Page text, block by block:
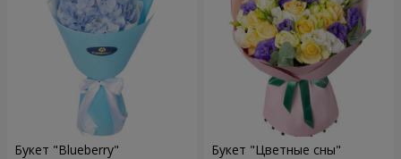
Букет "Blueberry" Букет "Цветные сны"